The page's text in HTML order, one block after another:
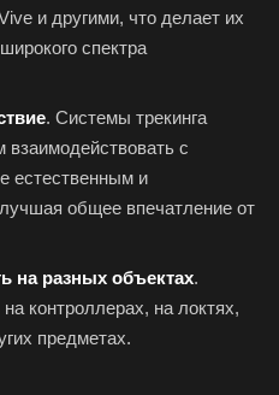
и другими, что делает их
спектра
. Системы трекинга
взаимодействовать с
естественным и
общее впечатление от
на разных объектах.
контроллерах, на локтях,
предметах.